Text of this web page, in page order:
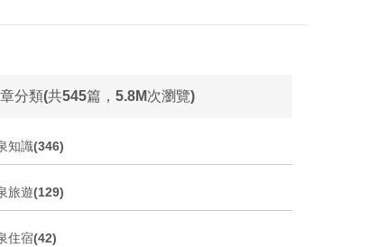
分類(共545篇，5.8M次瀏覽)
知識(346)
旅遊(129)
住宿(42)